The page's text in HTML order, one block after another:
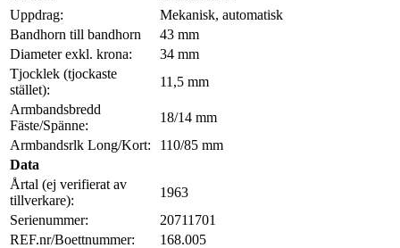
Uppdrag:
Mekanisk, automatisk
Bandhorn till bandhorn
43 mm
Diameter exkl. krona:
34 mm
Tjocklek (tjockaste
stället):
11,5 mm
Armbandsbredd
Fäste/Spänne:
18/14 mm
Armbandsrlk Long/Kort:
110/85 mm
Data
Årtal (ej verifierat av
tillverkare):
1963
Serienummer:
20711701
REF.nr/Boettnummer:
168.005